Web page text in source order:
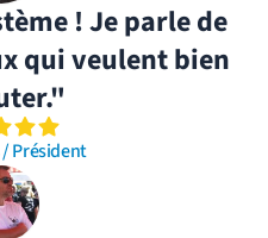
! Je parle de
qui veulent bien
/ Président